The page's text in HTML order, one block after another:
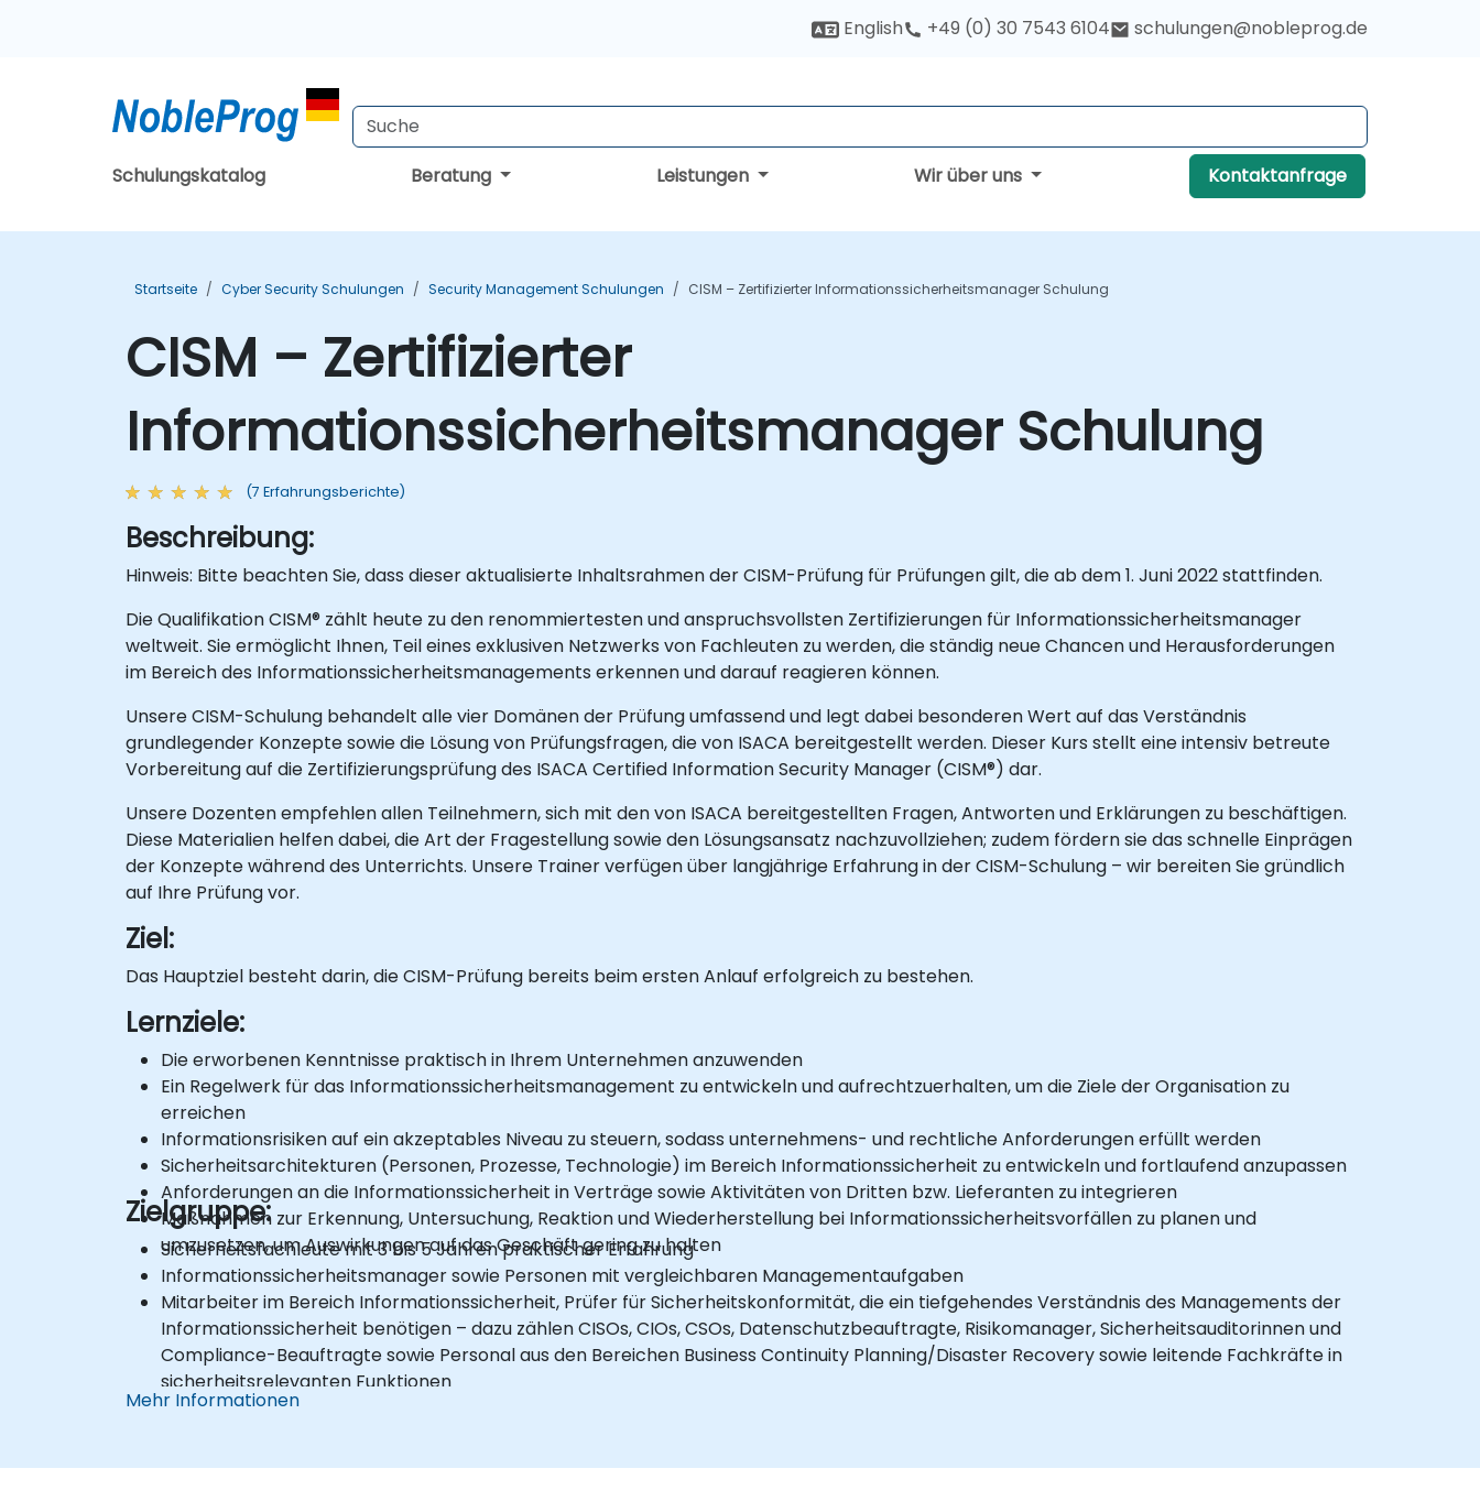
English +49 (0) 30 7543 6104 schulungen@nobleprog.de
Schulungskatalog Beratung Leistungen Wir über uns Kontaktanfrage
Startseite Cyber Security Schulungen Security Management Schulungen CISM – Zertifizierter Informationssicherheitsmanager Schulung
CISM – Zertifizierter
Informationssicherheitsmanager Schulung
(7 Erfahrungsberichte)
Beschreibung:
Hinweis: Bitte beachten Sie, dass dieser aktualisierte Inhaltsrahmen der CISM-Prüfung für Prüfungen gilt, die ab dem 1. Juni 2022 stattfinden.
Die Qualifikation CISM® zählt heute zu den renommiertesten und anspruchsvollsten Zertifizierungen für Informationssicherheitsmanager
weltweit. Sie ermöglicht Ihnen, Teil eines exklusiven Netzwerks von Fachleuten zu werden, die ständig neue Chancen und Herausforderungen
im Bereich des Informationssicherheitsmanagements erkennen und darauf reagieren können.
Unsere CISM-Schulung behandelt alle vier Domänen der Prüfung umfassend und legt dabei besonderen Wert auf das Verständnis
grundlegender Konzepte sowie die Lösung von Prüfungsfragen, die von ISACA bereitgestellt werden. Dieser Kurs stellt eine intensiv betreute
Vorbereitung auf die Zertifizierungsprüfung des ISACA Certified Information Security Manager (CISM®) dar.
Unsere Dozenten empfehlen allen Teilnehmern, sich mit den von ISACA bereitgestellten Fragen, Antworten und Erklärungen zu beschäftigen.
Diese Materialien helfen dabei, die Art der Fragestellung sowie den Lösungsansatz nachzuvollziehen; zudem fördern sie das schnelle Einprägen
der Konzepte während des Unterrichts. Unsere Trainer verfügen über langjährige Erfahrung in der CISM-Schulung – wir bereiten Sie gründlich
auf Ihre Prüfung vor.
Ziel:
Das Hauptziel besteht darin, die CISM-Prüfung bereits beim ersten Anlauf erfolgreich zu bestehen.
Lernziele:
Die erworbenen Kenntnisse praktisch in Ihrem Unternehmen anzuwenden
Ein Regelwerk für das Informationssicherheitsmanagement zu entwickeln und aufrechtzuerhalten, um die Ziele der Organisation zu
erreichen
Informationsrisiken auf ein akzeptables Niveau zu steuern, sodass unternehmens- und rechtliche Anforderungen erfüllt werden
Sicherheitsarchitekturen (Personen, Prozesse, Technologie) im Bereich Informationssicherheit zu entwickeln und fortlaufend anzupassen
Anforderungen an die Informationssicherheit in Verträge sowie Aktivitäten von Dritten bzw. Lieferanten zu integrieren
Maßnahmen zur Erkennung, Untersuchung, Reaktion und Wiederherstellung bei Informationssicherheitsvorfällen zu planen und
umzusetzen, um Auswirkungen auf das Geschäft gering zu halten
Zielgruppe:
Sicherheitsfachleute mit 3 bis 5 Jahren praktischer Erfahrung
Informationssicherheitsmanager sowie Personen mit vergleichbaren Managementaufgaben
Mitarbeiter im Bereich Informationssicherheit, Prüfer für Sicherheitskonformität, die ein tiefgehendes Verständnis des Managements der
Informationssicherheit benötigen – dazu zählen CISOs, CIOs, CSOs, Datenschutzbeauftragte, Risikomanager, Sicherheitsauditorinnen und
Compliance-Beauftragte sowie Personal aus den Bereichen Business Continuity Planning/Disaster Recovery sowie leitende Fachkräfte in
sicherheitsrelevanten Funktionen
Mehr Informationen